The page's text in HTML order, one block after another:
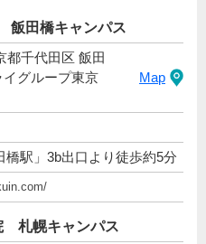
飯田橋キャンパス
都千代田区 飯田
グループ東京
Map
橋駅」3b出口より徒歩約5分
札幌キャンパス